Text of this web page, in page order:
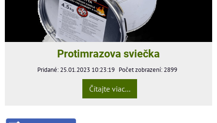
Protimrazova sviečka
Pridané: 25.01.2023 10:23:19 Počet zobrazení: 2899
Čítajte viac...